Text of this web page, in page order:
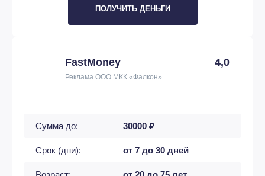
ПОЛУЧИТЬ ДЕНЬГИ
FastMoney 4,0
Реклама ООО МКК «Фалкон»
Сумма до: 30000 ₽
Срок (дни): от 7 до 30 дней